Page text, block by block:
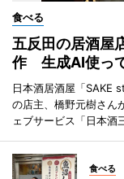
食べる
五反田の居酒屋
作 生成AI使っ
日本酒居酒屋「SAKE
の店主、橋野元樹さん
ェブサービス「日本酒
食べる